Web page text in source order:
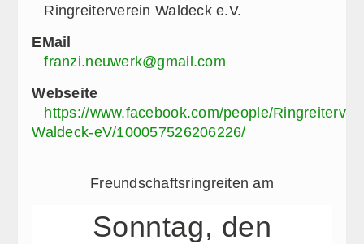
Ringreiterverein Waldeck e.V.
EMail
franzi.neuwerk@gmail.com
Webseite
https://www.facebook.com/people/
Waldeck-eV/100057526206226/
Freundschaftsringreiten am
Sonntag, den